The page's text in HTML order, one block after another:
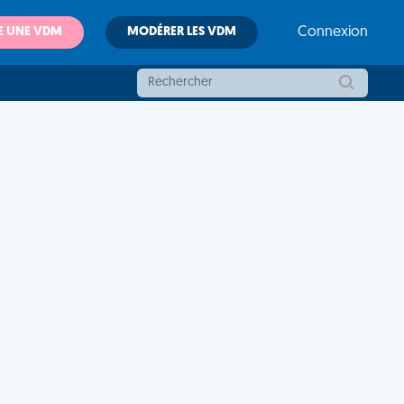
UNE VDM MODÉRER LES VDM Connexion